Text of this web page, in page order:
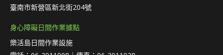
臺南市新營區新北街204號
身心障礙日間作業據點
樂活島日間作業設施